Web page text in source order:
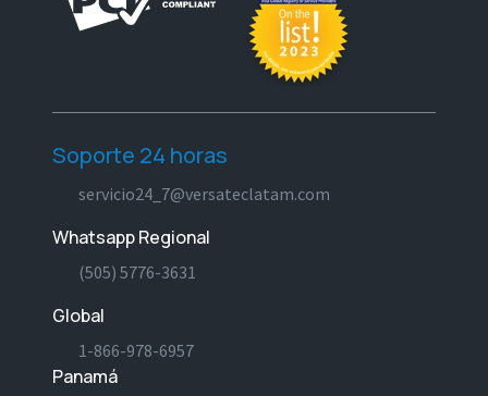
Soporte 24 horas
servicio24_7@versateclatam.com
Whatsapp Regional
(505) 5776-3631
Global
1-866-978-6957
Panamá